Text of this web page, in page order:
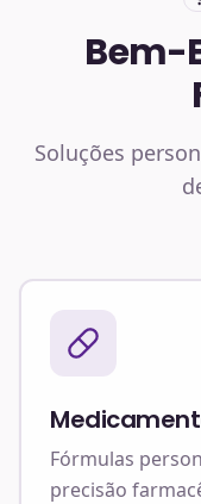
Bem-
Soluções
Fórmulas
precisão